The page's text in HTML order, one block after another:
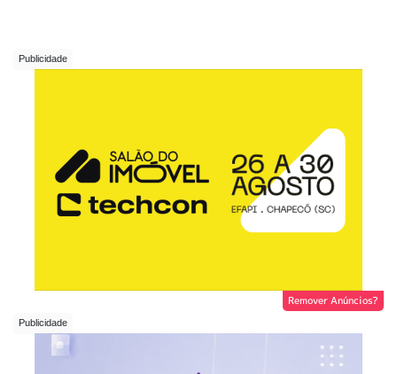
Remover Anúncios?